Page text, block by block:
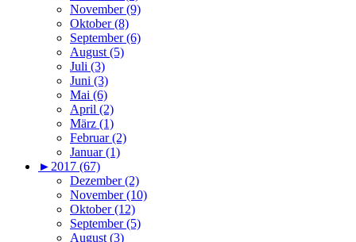
November (9)
Oktober (8)
September (6)
August (5)
Juli (3)
Juni (3)
Mai (6)
April (2)
März (1)
Februar (2)
Januar (1)
► 2017 (67)
Dezember (2)
November (10)
Oktober (12)
September (5)
August (3)